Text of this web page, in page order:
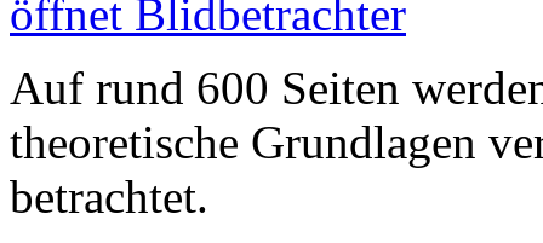
Auf rund 600 Seiten
theoretische Grundlagen
betrachtet.